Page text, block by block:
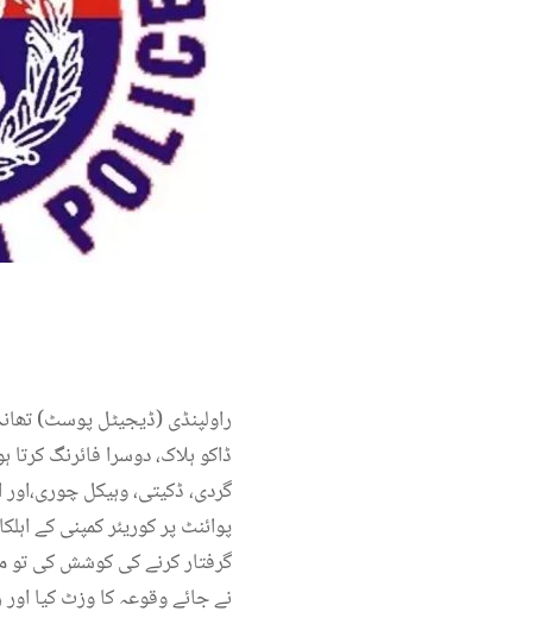
راولپنڈی (ڈیجیٹل پوسٹ)
ڈاکو ہلاک، دوسرا فائرنگ
گردی، ڈکیتی، وہیکل
پوائنٹ پر کوریئر کمپنی کے
گرفتار کرنے کی کوشش کی تو
نے جائے وقوعہ کا وزٹ کیا